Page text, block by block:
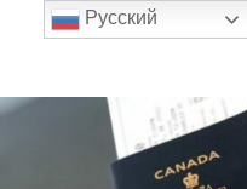
ПерейтиРусский